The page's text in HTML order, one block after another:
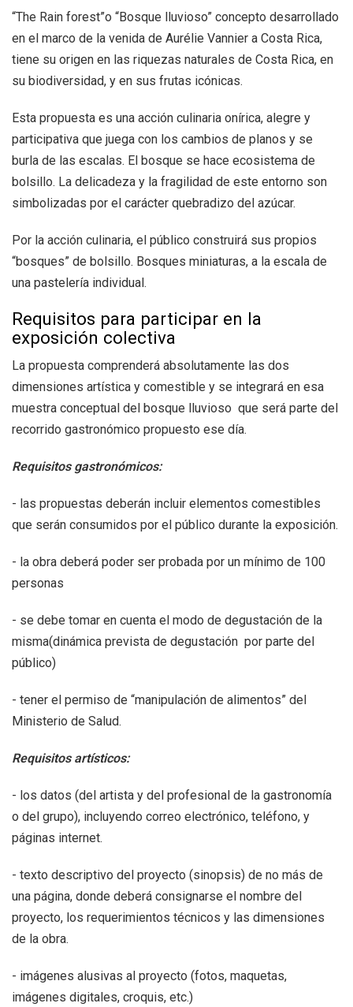
“The Rain forest”o “Bosque lluvioso” concepto desarrollado
en el marco de la venida de Aurélie Vannier a Costa Rica,
tiene su origen en las riquezas naturales de Costa Rica, en
su biodiversidad, y en sus frutas icónicas.
Esta propuesta es una acción culinaria onírica, alegre y
participativa que juega con los cambios de planos y se
burla de las escalas. El bosque se hace ecosistema de
bolsillo. La delicadeza y la fragilidad de este entorno son
simbolizadas por el carácter quebradizo del azúcar.
Por la acción culinaria, el público construirá sus propios
“bosques” de bolsillo. Bosques miniaturas, a la escala de
una pastelería individual.
Requisitos para participar en la
exposición colectiva
La propuesta comprenderá absolutamente las dos
dimensiones artística y comestible y se integrará en esa
muestra conceptual del bosque lluvioso que será parte del
recorrido gastronómico propuesto ese día.
Requisitos gastronómicos:
- las propuestas deberán incluir elementos comestibles
que serán consumidos por el público durante la exposición.
- la obra deberá poder ser probada por un mínimo de 100
personas
- se debe tomar en cuenta el modo de degustación de la
misma(dinámica prevista de degustación por parte del
público)
- tener el permiso de “manipulación de alimentos” del
Ministerio de Salud.
Requisitos artísticos:
- los datos (del artista y del profesional de la gastronomía
o del grupo), incluyendo correo electrónico, teléfono, y
páginas internet.
- texto descriptivo del proyecto (sinopsis) de no más de
una página, donde deberá consignarse el nombre del
proyecto, los requerimientos técnicos y las dimensiones
de la obra.
- imágenes alusivas al proyecto (fotos, maquetas,
imágenes digitales, croquis, etc.)